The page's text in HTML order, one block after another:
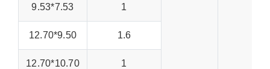
9.53*7.53 1
12.70*9.50 1.6
12.70*10.70 1